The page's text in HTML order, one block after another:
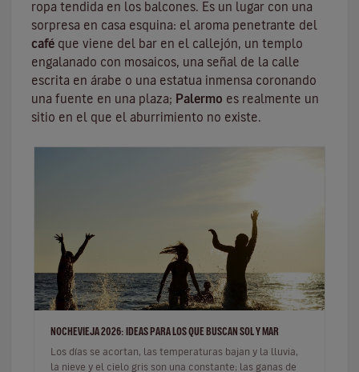
ropa tendida en los balcones. Es un lugar con una
sorpresa en casa esquina: el aroma penetrante del
café que viene del bar en el callejón, un templo
engalanado con mosaicos, una señal de la calle
escrita en árabe o una estatua inmensa coronando
una fuente en una plaza; Palermo es realmente un
sitio en el que el aburrimiento no existe.
NOCHEVIEJA 2026: IDEAS PARA LOS QUE BUSCAN SOL Y MAR
Los días se acortan, las temperaturas bajan y la lluvia,
la nieve y el cielo gris son una constante; las ganas de